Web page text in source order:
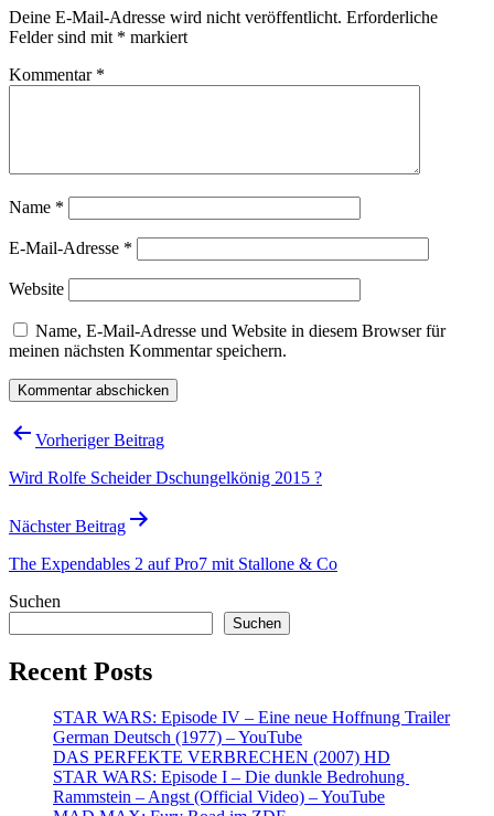
Deine E-Mail-Adresse wird nicht veröffentlicht. Erforderliche
Felder sind mit * markiert
Kommentar *
Name *
E-Mail-Adresse *
Website
Name, E-Mail-Adresse und Website in diesem Browser für
meinen nächsten Kommentar speichern.
Beitragsnavigation
Vorheriger Beitrag
Wird Rolfe Scheider Dschungelkönig 2015 ?
Nächster Beitrag
The Expendables 2 auf Pro7 mit Stallone & Co
Suchen
Suchen
Recent Posts
STAR WARS: Episode IV – Eine neue Hoffnung Trailer
German Deutsch (1977) – YouTube
DAS PERFEKTE VERBRECHEN (2007) HD
STAR WARS: Episode I – Die dunkle Bedrohung
Rammstein – Angst (Official Video) – YouTube